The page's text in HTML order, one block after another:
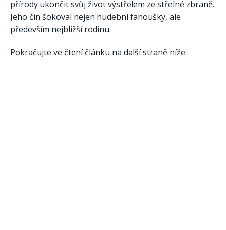
přírody ukončit svůj život výstřelem ze střelné zbraně.
Jeho čin šokoval nejen hudební fanoušky, ale
především nejbližší rodinu.
Pokračujte ve čtení článku na další straně níže.